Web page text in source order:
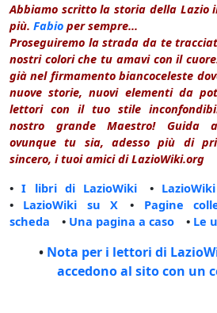
Abbiamo scritto la storia della Lazio
più. Fabio per sempre...
Proseguiremo la strada da te
nostri colori che tu amavi con il
già nel firmamento biancoceleste
nuove storie, nuovi elementi da
lettori con il tuo stile
nostro grande Maestro! Guida
ovunque tu sia, adesso più di
sincero, i tuoi amici di LazioWiki.org
•I libri di LazioWiki •
• LazioWiki su X • Pagine
scheda • Una pagina a caso • Le
• Nota per i lettori di
accedono al sito con un